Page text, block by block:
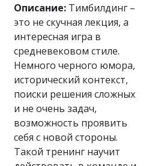
Описание: Тимбилдинг –
это не скучная лекция, а
интересная игра в
средневековом стиле.
Немного черного юмора,
исторический контекст,
поиски решения сложных
и не очень задач,
возможность проявить
себя с новой стороны.
Такой тренинг научит